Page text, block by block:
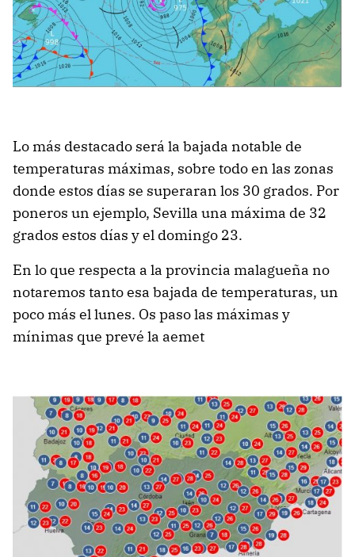
Lo más destacado será la bajada notable de
temperaturas máximas, sobre todo en las zonas
donde estos días se superaran los 30 grados. Por
poneros un ejemplo, Sevilla una máxima de 32
grados estos días y el domingo 23.
En lo que respecta a la provincia malagueña no
notaremos tanto esa bajada de temperaturas, un
poco más el lunes. Os paso las máximas y
mínimas que prevé la aemet